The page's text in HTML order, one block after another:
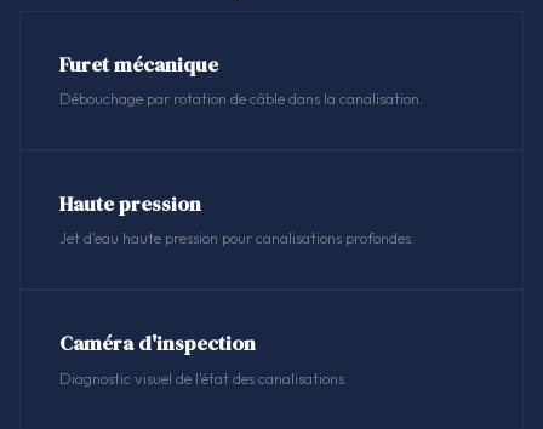
Furet mécanique
Débouchage par rotation de câble dans la canalisation.
Haute pression
Jet d'eau haute pression pour canalisations profondes.
Caméra d'inspection
Diagnostic visuel de l'état des canalisations.